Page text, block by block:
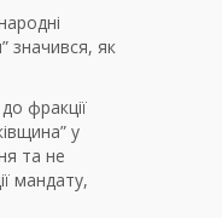
значився, як
фракції
у
та не
мандату,